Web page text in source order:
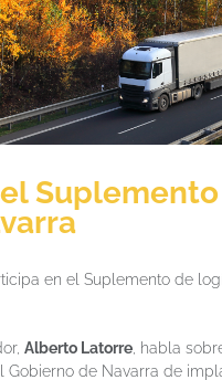
en el Suplemento de
Alberto Latorre , habla
Gobierno de Navarra de